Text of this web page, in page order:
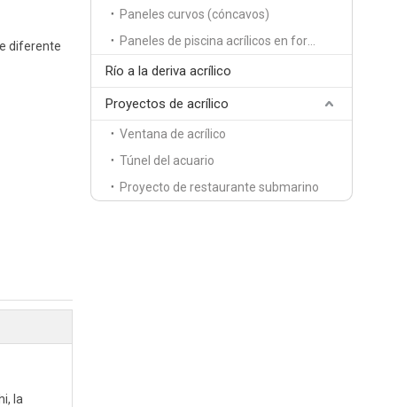
diferente
la
Paneles curvos (cóncavos)
Río a la deriva acrílico
Proyectos de acrílico
Ventana de acrílico
Túnel del acuario
Proyecto de restaurante submarino